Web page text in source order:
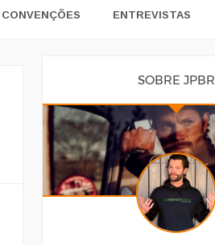
CONVENÇÕES ENTREVISTAS
SOBRE JPBR